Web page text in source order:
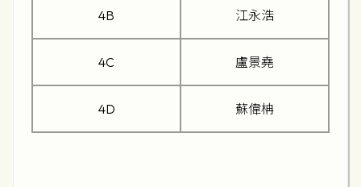
4B 江永浩
4C 盧景堯
4D 蘇偉柟